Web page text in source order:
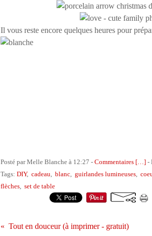
Il vous reste encore quelques heures pour
Posté par Melle Blanche à 12:27 - Commentaires […] -
Tags: DIY, cadeau, blanc, guirlandes lumineuses,
flèches, set de table
Tout en douceur (à imprimer - gratuit)